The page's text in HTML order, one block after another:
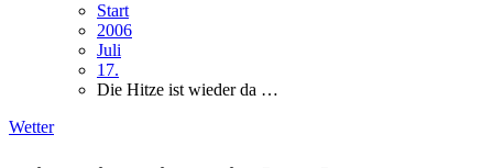
Start
2006
Juli
17.
Die Hitze ist wieder da …
Wetter